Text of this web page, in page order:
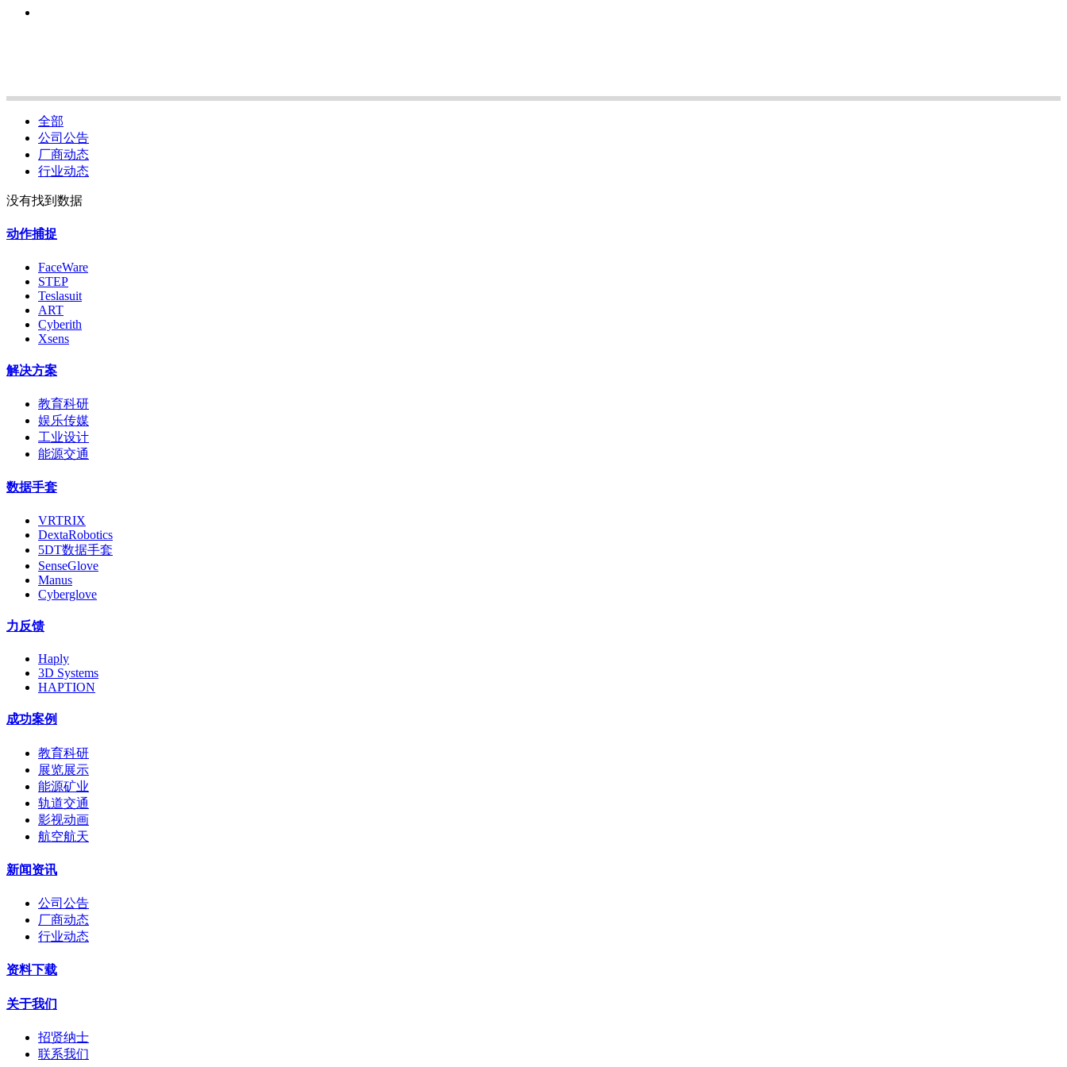
全部
公司公告
厂商动态
行业动态
没有找到数据
动作捕捉
FaceWare
STEP
Teslasuit
ART
Cyberith
Xsens
解决方案
教育科研
娱乐传媒
工业设计
能源交通
数据手套
VRTRIX
DextaRobotics
5DT数据手套
SenseGlove
Manus
Cyberglove
力反馈
Haply
3D Systems
HAPTION
成功案例
教育科研
展览展示
能源矿业
轨道交通
影视动画
航空航天
新闻资讯
公司公告
厂商动态
行业动态
资料下载
关于我们
招贤纳士
联系我们